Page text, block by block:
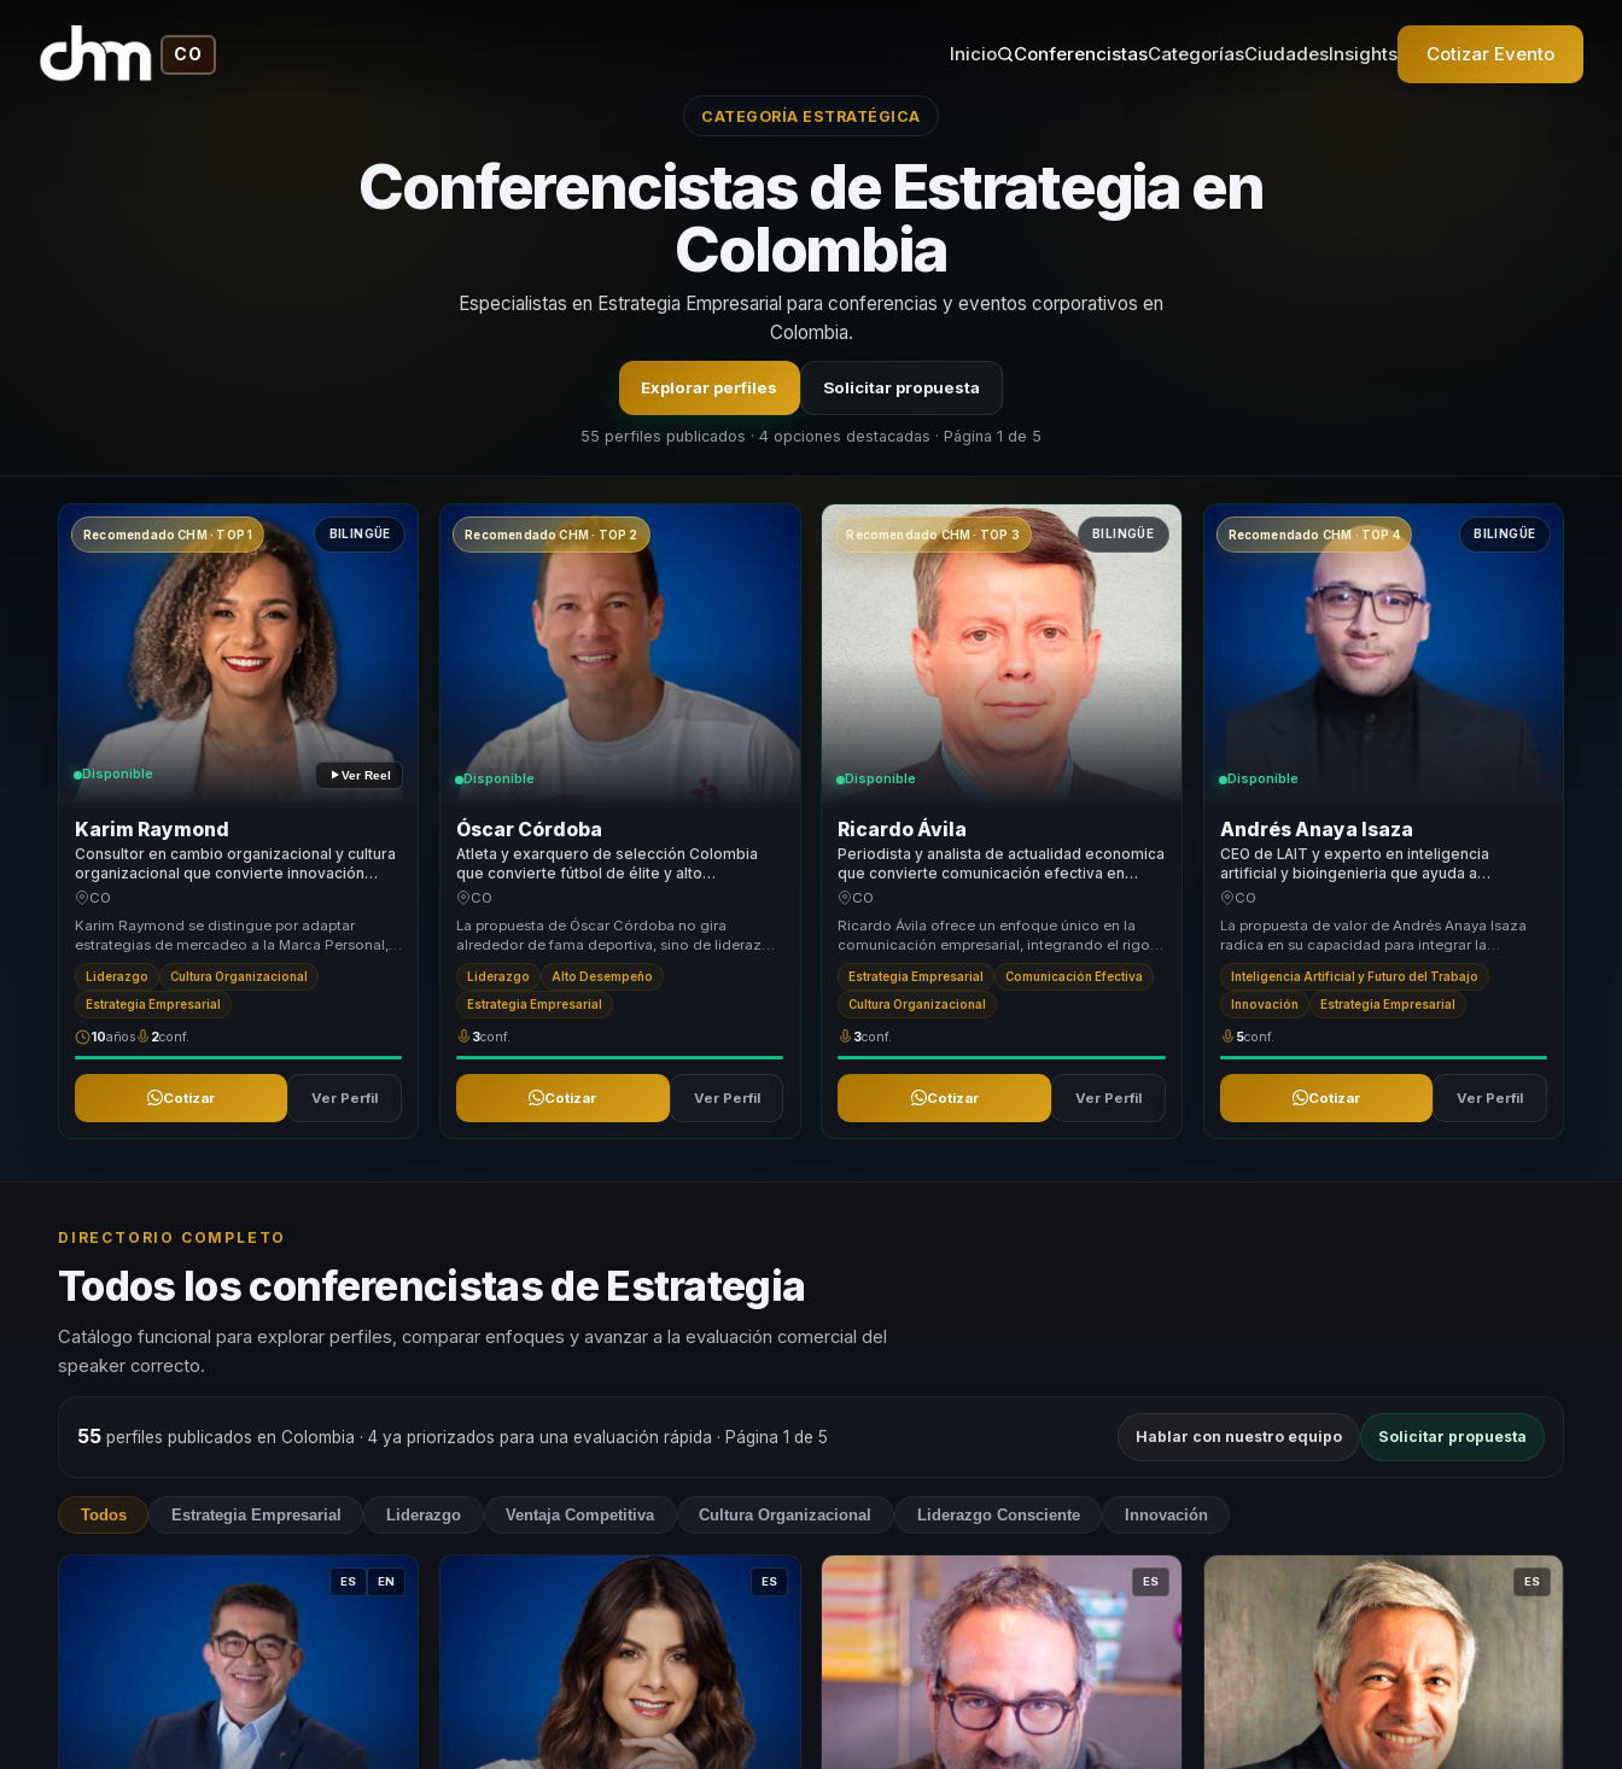
CO Inicio ConferencistasCategoríasCiudadesInsights Cotizar Evento
CATEGORÍA ESTRATÉGICA
Conferencistas de Estrategia en
Colombia
Especialistas en Estrategia Empresarial para conferencias y eventos corporativos en
Colombia.
Explorar perfiles Solicitar propuesta
55 perfiles publicados · 4 opciones destacadas · Página 1 de 5
Recomendado CHM · TOP 1 BILINGÜE
Disponible Ver Reel
Karim Raymond
Consultor en cambio organizacional y cultura
organizacional que convierte innovación
empresarial en adaptación, creatividad y
CO
Karim Raymond se distingue por adaptar
estrategias de mercadeo a la Marca Personal,
ofreciendo a emprendedores y ejecutivos un
camino cla...
Liderazgo Cultura Organizacional
Estrategia Empresarial
10años 2conf.
Cotizar Ver Perfil
Recomendado CHM · TOP 2
Disponible
Óscar Córdoba
Atleta y exarquero de selección Colombia
que convierte fútbol de élite y alto
rendimiento deportivo en liderazgo,
CO
La propuesta de Óscar Córdoba no gira
alrededor de fama deportiva, sino de liderazgo
probado en contextos donde la presión sí tiene
conse...
Liderazgo Alto Desempeño
Estrategia Empresarial
3conf.
Cotizar Ver Perfil
Recomendado CHM · TOP 3 BILINGÜE
Disponible
Ricardo Ávila
Periodista y analista de actualidad economica
que convierte comunicación efectiva en
claridad, autoridad y confianza para líderes y
CO
Ricardo Ávila ofrece un enfoque único en la
comunicación empresarial, integrando el rigor
periodístico y la credibilidad pública para tra...
Estrategia Empresarial Comunicación Efectiva
Cultura Organizacional
3conf.
Cotizar Ver Perfil
Recomendado CHM · TOP 4 BILINGÜE
Disponible
Andrés Anaya Isaza
CEO de LAIT y experto en inteligencia
artificial y bioingenieria que ayuda a
empresas a convertir innovacion en
CO
La propuesta de valor de Andrés Anaya Isaza
radica en su capacidad para integrar la
inteligencia artificial con la bioingeniería,
creando...
Inteligencia Artificial y Futuro del Trabajo
Innovación Estrategia Empresarial
5conf.
Cotizar Ver Perfil
DIRECTORIO COMPLETO
Todos los conferencistas de Estrategia
Catálogo funcional para explorar perfiles, comparar enfoques y avanzar a la evaluación comercial del
speaker correcto.
55perfiles publicados en Colombia · 4 ya priorizados para una evaluación rápida · Página 1 de 5 Hablar con nuestro equipo Solicitar propuesta
Todos Estrategia Empresarial Liderazgo Ventaja Competitiva Cultura Organizacional Liderazgo Consciente Innovación
ES EN ES ES ES